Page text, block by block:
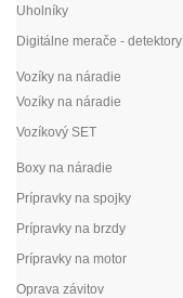
Uholníky
Digitálne merače - detektory
Vozíky na náradie
Vozíky na náradie
Vozíkový SET
Boxy na náradie
Prípravky na spojky
Prípravky na brzdy
Prípravky na motor
Oprava závitov